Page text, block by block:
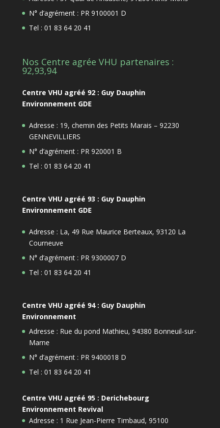
N° d’agrément : PR 9100001 D
Tel : 01 83 64 20 41
Nos Centre agrée VHU partenaires :
92,93,94
Centre VHU agréé 92 : Guy Dauphin
Environnement GDE
Adresse : 19, chemin des Petits Marais – 92230
GENNEVILLIERS
N° d’agrément : PR 920001 B
Tel : 01 83 64 20 41
Centre VHU agréé 93 : Guy Dauphin
Environnement GDE
Adresse : La, 49 Rue Maurice Berteaux, 93120 La
Courneuve
N° d’agrément : PR 9300007 D
Tel : 01 83 64 20 41
Centre VHU agréé 94 : Guy Dauphin
Environnement
Adresse : Rue du pond Mathieu, 94380 Bonneuil-sur-
Marne
N° d’agrément : PR 9400018 D
Tel : 01 83 64 20 41
Centre VHU agréé 95 : Derichebourg
Environnement Revival
Adresse : 1 Rue Jean-Pierre Timbaud, 95100